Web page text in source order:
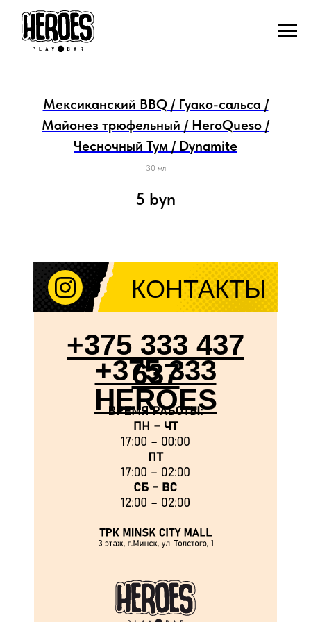
Мексиканский BBQ / Гуако-сальса /
Майонез трюфельный / HeroQueso /
Чесночный Тум / Dynamite
30 мл
5 byn
+375 333
HEROES
+375 333 437
637
КОНТАКТЫ